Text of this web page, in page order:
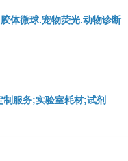
体微球.宠物荧光.动物诊断
服务;实验室耗材;试剂